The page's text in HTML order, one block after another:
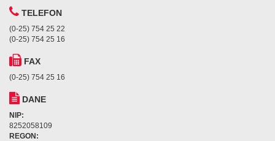
TELEFON
(0-25) 754 25 22
(0-25) 754 25 16
FAX
(0-25) 754 25 16
DANE
NIP:
8252058109
REGON: